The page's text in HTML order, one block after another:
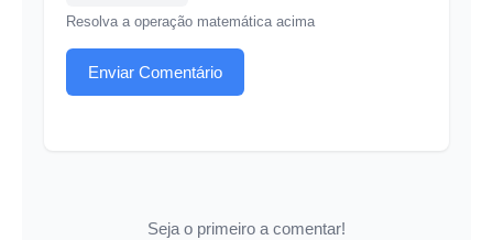
Resolva a operação matemática acima
Enviar Comentário
Seja o primeiro a comentar!